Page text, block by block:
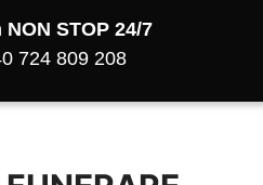
STOP 24/7
724 809 208